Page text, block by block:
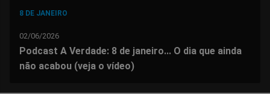
8 DE JANEIRO
02/06/2026
Podcast A Verdade: 8 de janeiro... O dia que ainda
não acabou (veja o vídeo)